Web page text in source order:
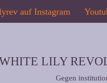
auf Instagram
LILY
Gegen